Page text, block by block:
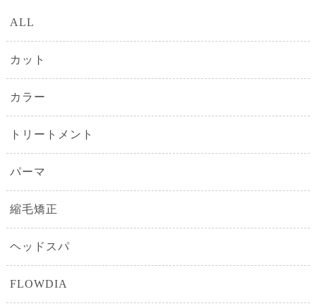
ALL
カット
カラー
トリートメント
パーマ
縮毛矯正
ヘッドスパ
FLOWDIA